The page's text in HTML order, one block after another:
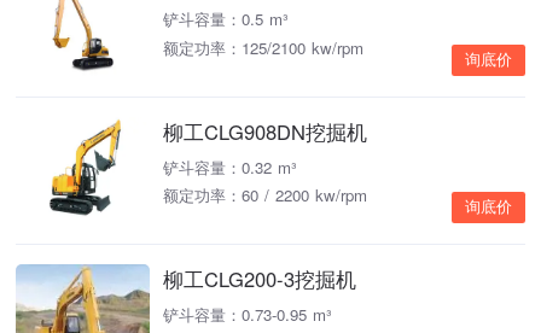
铲斗容量：0.5 m³
额定功率：125/2100 kw/rpm
询底价
柳工CLG908DN挖掘机
铲斗容量：0.32 m³
额定功率：60 / 2200 kw/rpm
询底价
柳工CLG200-3挖掘机
铲斗容量：0.73-0.95 m³